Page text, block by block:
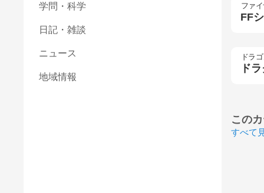
ファ
FF
ドラ
ド
この
すべて
学問・科学
日記・雑談
ニュース
地域情報